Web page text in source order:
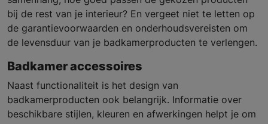
bij de rest van je interieur? En vergeet niet te letten op
de garantievoorwaarden en onderhoudsvereisten om
de levensduur van je badkamerproducten te verlengen.
Badkamer accessoires
Naast functionaliteit is het design van
badkamerproducten ook belangrijk. Informatie over
beschikbare stijlen, kleuren en afwerkingen helpt je om